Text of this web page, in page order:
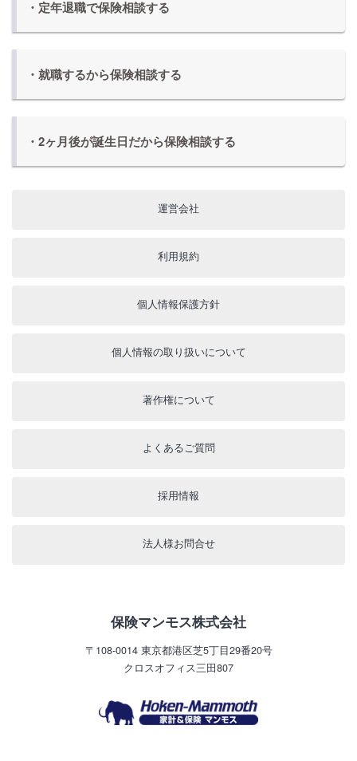
・定年退職で保険相談する
・就職するから保険相談する
・2ヶ月後が誕生日だから保険相談する
運営会社
利用規約
個人情報保護方針
個人情報の取り扱いについて
著作権について
よくあるご質問
採用情報
法人様お問合せ
保険マンモス株式会社
〒108-0014東京都港区芝5丁目29番20号
クロスオフィス三田807